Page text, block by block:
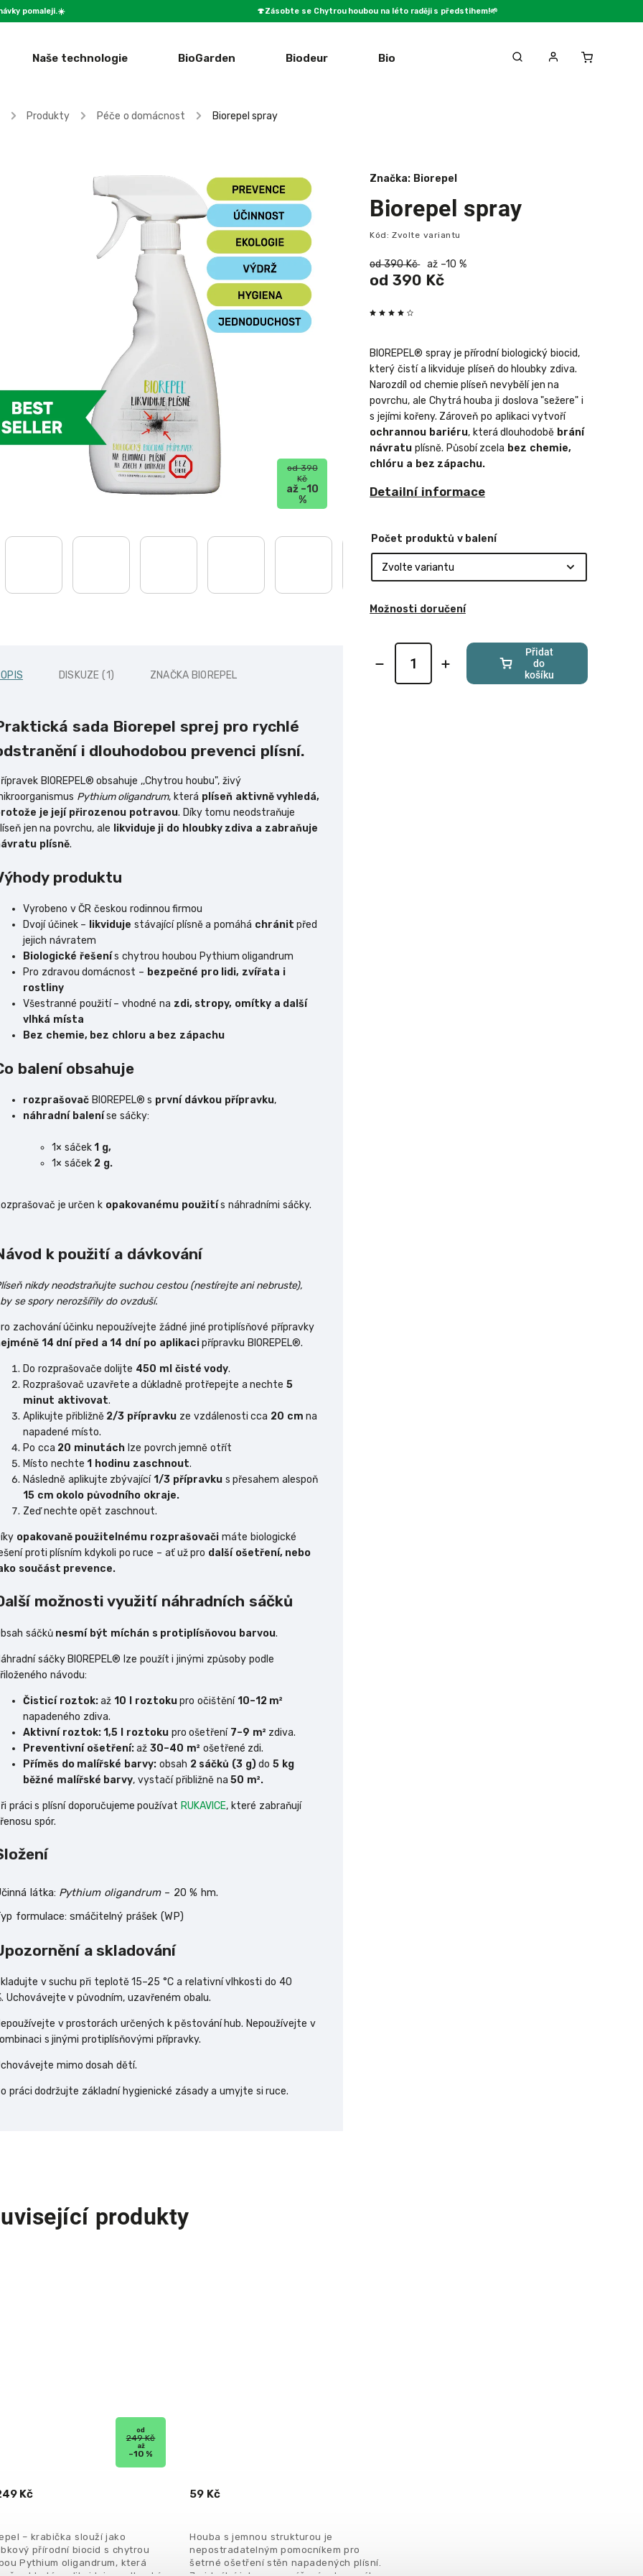
pomaleji.☀️ 🍄Zásobte se Chytrou houbou na léto raději s předstihem!🌱
Naše technologie BioGarden Biodeur Biorepel Blog
/ Produkty / Péče o domácnost / Biorepel spray
od 390
Kč
až –10
%
DISKUZE (1) ZNAČKA BIOREPEL
sada Biorepel sprej pro rychlé
i dlouhodobou prevenci plísní.
BIOREPEL® obsahuje ,,Chytrou houbu", živý
Pythium oligandrum, která plíseň aktivně vyhledá,
je její přirozenou potravou. Díky tomu neodstraňuje
jen na povrchu, ale likviduje ji do hloubky zdiva a zabraňuje
plísně.
produktu
Vyrobeno v ČR českou rodinnou firmou
Dvojí účinek – likviduje stávající plísně a pomáhá chránit před
jejich návratem
Biologické řešenís chytrou houbou Pythium oligandrum
Pro zdravou domácnost – bezpečné pro lidi, zvířata i
rostliny
Všestranné použití – vhodné na zdi, stropy, omítky a další
vlhká místa
Bez chemie, bez chloru a bez zápachu
balení obsahuje
rozprašovač BIOREPEL® s první dávkou přípravku,
náhradní baleníse sáčky:
1× sáček1 g,
1× sáček 2 g.
je určen k opakovanému použitís náhradními sáčky.
k použití a dávkování
nikdy neodstraňujte suchou cestou (nestírejte ani nebruste),
se spory nerozšířily do ovzduší.
zachování účinku nepoužívejte žádné jiné protiplísňové přípravky
14 dní před a 14 dní po aplikacipřípravku BIOREPEL®.
Do rozprašovače dolijte 450 ml čisté vody.
Rozprašovač uzavřete a důkladně protřepejte a nechte 5
minut aktivovat.
Aplikujte přibližně 2/3 přípravku ze vzdálenosti cca 20 cm na
napadené místo.
Po cca 20 minutách lze povrch jemně otřít
Místo nechte1 hodinu zaschnout.
Následně aplikujte zbývající1/3 přípravkus přesahem alespoň
15 cm okolo původního okraje.
Zeď nechte opět zaschnout.
opakovaně použitelnému rozprašovači máte biologické
proti plísním kdykoli po ruce – ať už pro další ošetření, nebo
součást prevence.
možnosti využití náhradních sáčků
sáčků nesmí být míchán s protiplísňovou barvou.
sáčky BIOREPEL® lze použít i jinými způsoby podle
návodu:
Čisticí roztok:až10 l roztokupro očištění10–12 m²
napadeného zdiva.
Aktivní roztok: 1,5 l roztokupro ošetření 7–9 m² zdiva.
Preventivní ošetření:až30–40 m² ošetřené zdi.
Příměs do malířské barvy: obsah 2 sáčků (3 g)do5 kg
běžné malířské barvy, vystačí přibližně na50 m².
práci s plísní doporučujeme používat RUKAVICE, které zabraňují
spór.
látka: Pythium oligandrum– 20 % hm.
formulace: smáčitelný prášek (WP)
a skladování
v suchu při teplotě 15–25 °C a relativní vlhkosti do 40
Uchovávejte v původním, uzavřeném obalu.
v prostorách určených k pěstování hub. Nepoužívejte v
s jinými protiplísňovými přípravky.
mimo dosah dětí.
práci dodržujte základní hygienické zásady a umyjte si ruce.
Biorepel spray
Kód: Zvolte variantu
od 390 Kč až –10 %
od 390 Kč
BIOREPEL® spray je přírodní biologický biocid,
který čistí a likviduje plíseň do hloubky zdiva.
Narozdíl od chemie plíseň nevybělí jen na
povrchu, ale Chytrá houba ji doslova "sežere" i
s jejími kořeny. Zároveň po aplikaci vytvoří
ochrannou bariéru, která dlouhodobě brání
návratu plísně. Působí zcela bez chemie,
chlóru a bez zápachu.
Detailní informace
Značka: Biorepel
Počet produktů v balení
Možnosti doručení
Přidat
do
košíku
produkty
od
249 Kč
až
–10 %
Kč
– krabička slouží jako
přírodní biocid s chytrou
Pythium oligandrum, která
59 Kč
Houba s jemnou strukturou je
nepostradatelným pomocníkem pro
šetrné ošetření stěn napadených plísní.